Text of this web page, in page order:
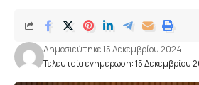
Τελευταία ενημέρωση: 15 Δεκεμβρίου
Δημοσιεύτηκε 15 Δεκεμβρίου 2024